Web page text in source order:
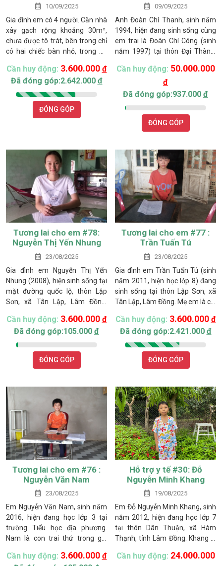
10/09/2025
Gia đình em có 4 người. Căn nhà
xây gạch rộng khoảng 30m²,
chưa được tô trát, bên trong chỉ
có hai chiếc bàn nhỏ, trong đó
học tập. Cuộc sống gia đình chủ
yếu dựa vào 400 trụ thanh long
do ông nội cho khi ra riêng. Tuy
nhiên, giá thanh long bấp bênh,
sau khi trừ chi phí phân bón,
Cần huy động: 3.600.000 đ
Đã đóng góp:2.642.000 đ
ĐÓNG GÓP
09/09/2025
Anh Đoàn Chí Thanh, sinh năm
1994, hiện đang sinh sống cùng
em trai là Đoàn Chí Công (sinh
năm 1997) tại thôn Đại Thành,
hai anh em nương tựa vào nhau
để vượt qua khó khăn trong cuộc
sống. Gia đình thuộc diện cận
chỉ biết làm thuê với thu nhập
bấp bênh khoảng 200.000 –
Cần huy động: 50.000.000
đ
Đã đóng góp:937.000 đ
ĐÓNG GÓP
Tương lai cho em #78:
Nguyễn Thị Yến Nhung
23/08/2025
Gia đình em Nguyễn Thị Yến
Nhung (2008), hiện sinh sống tại
mặt đường quốc lộ, thôn Lập
Sơn, xã Tân Lập, Lâm Đồng,
khi Nhung vừa tròn 1 tuổi, để lại
ba chị em cho người cha gồng
gánh nuôi nấng. Cha em – anh
Nguyễn Hùng Sinh (1970) – từ
đó một mình làm thuê vất vả để
Cần huy động: 3.600.000 đ
Đã đóng góp:105.000 đ
ĐÓNG GÓP
Tương lai cho em #77 :
Trần Tuấn Tú
23/08/2025
Gia đình em Trần Tuấn Tú (sinh
năm 2011, hiện học lớp 8) đang
sinh sống tại thôn Lập Sơn, xã
Tân Lập, Lâm Đồng. Mẹ em là chị
phải một mình gồng gánh nuôi
hai con nhỏ sau nhiều biến cố
trong hôn nhân. Cả gia đình hiện
tá túc trong căn nhà bỏ không
của một người dân tốt bụng cho
Cần huy động: 3.600.000 đ
Đã đóng góp:2.421.000 đ
ĐÓNG GÓP
Tương lai cho em #76 :
Nguyễn Văn Nam
23/08/2025
Em Nguyễn Văn Nam, sinh năm
2016, hiện đang học lớp 3 tại
trường Tiểu học địa phương.
Nam là con trai thứ trong gia
chị Trương Thị Tuyền, đang sinh
Cần huy động: 3.600.000 đ
Hỗ trợ y tế #30: Đỗ
Nguyễn Minh Khang
19/08/2025
Em Đỗ Nguyễn Minh Khang, sinh
năm 2012, hiện đang học lớp 7
tại thôn Dân Thuận, xã Hàm
Thạnh, tỉnh Lâm Đồng. Khang là
Thị Trẻo. Từ nhỏ, sức khỏe của
Cần huy động: 24.000.000